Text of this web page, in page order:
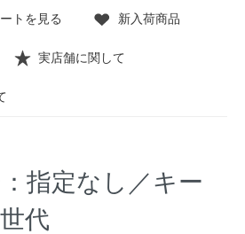
トを見る 新入荷商品
実店舗に関して
指定なし／キー
代